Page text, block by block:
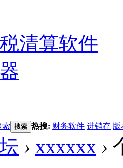
清算软件
索 搜索 热搜: 财务软件 进销存 版
› xxxxxx ›